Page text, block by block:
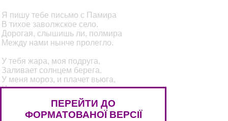
Я пишу тебе письмо с Памира
В тихое заволжское село.
Дорогая, слышишь ли, полмира
Между нами нынче пролегло.
У тебя жара, моя подруга,
Заливает солнцем берега.
У меня мороз, и плачет вьюга,
И гремит над скалами пурга.
Но меня товарищ уверяет,
Будто, всем наукам вопреки,
ПЕРЕЙТИ ДО
ФОРМАТОВАНОЇ ВЕРСІЇ